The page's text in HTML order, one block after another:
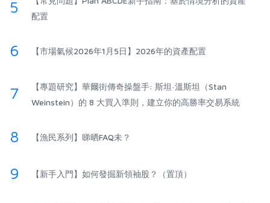
5
配置
6 【市場氣候2026年1月5日】2026年的資產配置
7
【專題研究】華爾街傳奇操盤手: 斯坦·溫斯坦（Stan
Weinstein）的 8 大買入準則，建立你的高勝率交易系統
8 【漁民系列】睇晒FAQ未？
9 【新手入門】如何發掘新領袖股？（置頂）